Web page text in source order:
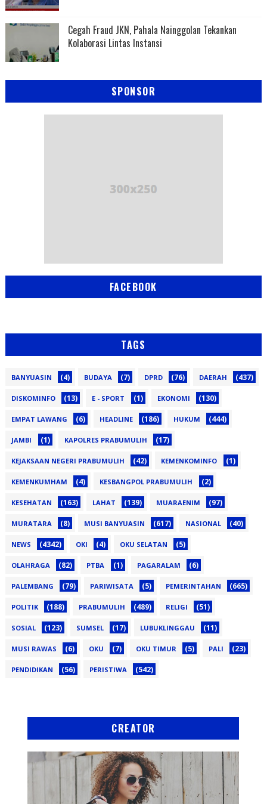
Cegah Fraud JKN, Pahala Nainggolan Tekankan
Kolaborasi Lintas Instansi
SPONSOR
FACEBOOK
TAGS
BANYUASIN (4) BUDAYA (7) DPRD (76) DAERAH (437)
DISKOMINFO (13) E - SPORT (1) EKONOMI (130)
EMPAT LAWANG (6) HEADLINE (186) HUKUM (444)
JAMBI (1) KAPOLRES PRABUMULIH (17)
KEJAKSAAN NEGERI PRABUMULIH (42) KEMENKOMINFO (1)
KEMENKUMHAM (4) KESBANGPOL PRABUMULIH (2)
KESEHATAN (163) LAHAT (139) MUARAENIM (97)
MURATARA (8) MUSI BANYUASIN (617) NASIONAL (40)
NEWS (4342) OKI (4) OKU SELATAN (5)
OLAHRAGA (82) PTBA (1) PAGARALAM (6)
PALEMBANG (79) PARIWISATA (5) PEMERINTAHAN (665)
POLITIK (188) PRABUMULIH (489) RELIGI (51)
SOSIAL (123) SUMSEL (17) LUBUKLINGGAU (11)
MUSI RAWAS (6) OKU (7) OKU TIMUR (5) PALI (23)
PENDIDIKAN (56) PERISTIWA (542)
CREATOR